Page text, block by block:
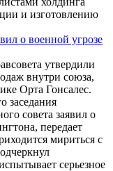
и изготовлению
о военной угрозе
утвердили
внутри союза,
Орта Гонсалес.
заседания
совета заявил о
передает
мириться с
серьезное